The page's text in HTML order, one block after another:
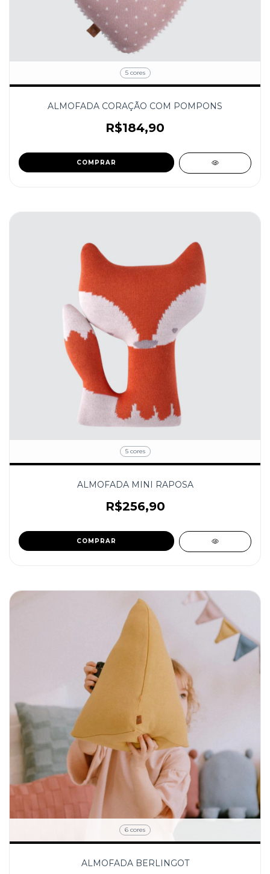
5 cores
ALMOFADA CORAÇÃO COM POMPONS
R$184,90
COMPRAR
5 cores
ALMOFADA MINI RAPOSA
R$256,90
COMPRAR
6 cores
ALMOFADA BERLINGOT